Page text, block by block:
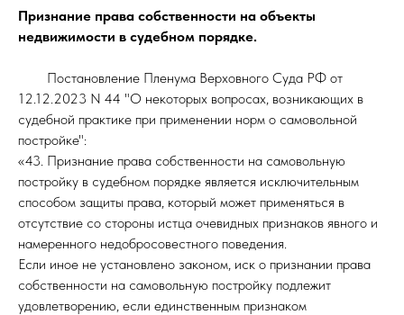
Признание права собственности на объекты
недвижимости в судебном порядке.
Постановление Пленума Верховного Суда РФ от
12.12.2023 N 44 "О некоторых вопросах, возникающих в
судебной практике при применении норм о самовольной
постройке":
«43. Признание права собственности на самовольную
постройку в судебном порядке является исключительным
способом защиты права, который может применяться в
отсутствие со стороны истца очевидных признаков явного и
намеренного недобросовестного поведения.
Если иное не установлено законом, иск о признании права
собственности на самовольную постройку подлежит
удовлетворению, если единственным признаком